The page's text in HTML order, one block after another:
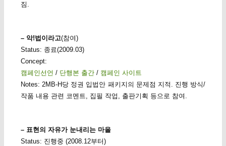
짐.
– 악!법이라고(참여)
Status: 종료(2009.03)
Concept:
캠페인선언 / 단행본 출간/ 캠페인 사이트
Notes: 2MB-H당 정권 입법안 패키지의 문제점 지적. 진행 방식/
작품 내용 관련 코멘트, 집필 작업, 출판기획 등으로 참여.
– 표현의 자유가 눈내리는 마을
Status: 진행중 (2008.12부터)